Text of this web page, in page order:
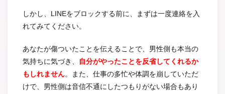
しかし、LINEをブロックする前に、まずは一度連絡を入
れてみてください。
あなたが傷ついたことを伝えることで、男性側も本当の
気持ちに気づき、
自分がやったことを反省してくれるか
もしれません。
また、仕事の多忙や体調を崩していただ
けで、男性側は音信不通にしたつもりがない場合もあり